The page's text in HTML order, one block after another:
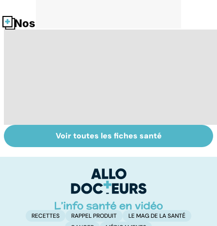
Nos fiches santé
Tout savoir sur
les infections
Inflammation des
amygdales : que
d'angine ?
Voir toutes les fiches santé
RECETTES RAPPEL PRODUIT
LE MAG DE LA SANTÉ